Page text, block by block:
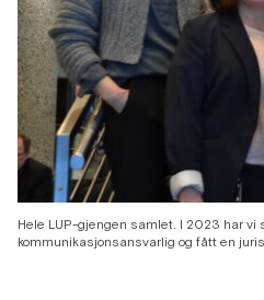
Hele LUP-gjengen samlet. I 2023 har vi
kommunikasjonsansvarlig og fått en